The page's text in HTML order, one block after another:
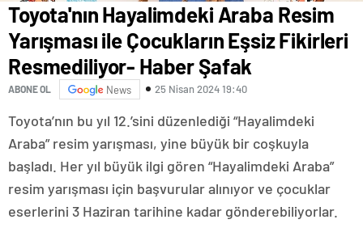
Toyota'nın Hayalimdeki Araba Resim
Yarışması ile Çocukların Eşsiz Fikirleri
Resmediliyor- Haber Şafak
ABONE OL News 25 Nisan 2024 19:40
Toyota’nın bu yıl 12.’sini düzenlediği “Hayalimdeki
Araba” resim yarışması, yine büyük bir coşkuyla
başladı. Her yıl büyük ilgi gören “Hayalimdeki Araba”
resim yarışması için başvurular alınıyor ve çocuklar
eserlerini 3 Haziran tarihine kadar gönderebiliyorlar.